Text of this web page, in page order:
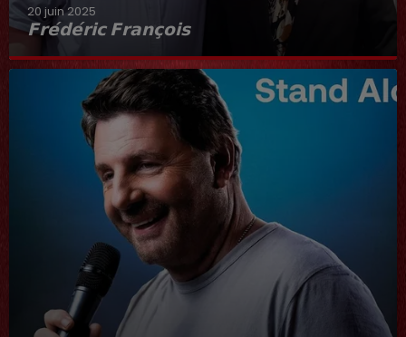
20 juin 2025
𝗙𝗿𝗲́𝗱𝗲́𝗿𝗶𝗰 𝗙𝗿𝗮𝗻𝗰̧𝗼𝗶𝘀
Interview du 20 juin 2025